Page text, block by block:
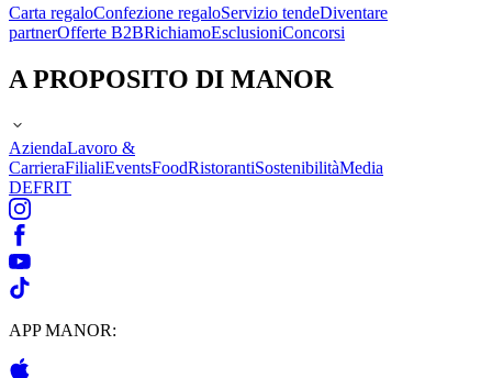
Carta regaloConfezione regaloServizio tendeDiventare
partnerOfferte B2BRichiamoEsclusioniConcorsi
A PROPOSITO DI MANOR
AziendaLavoro &
CarrieraFilialiEventsFoodRistorantiSostenibilitàMedia
DEFRIT
APP MANOR: